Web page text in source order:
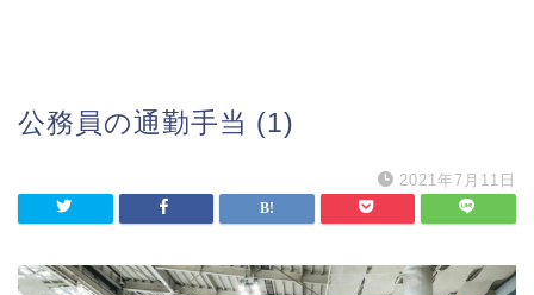
公務員の通勤手当 (1)
2021年7月11日